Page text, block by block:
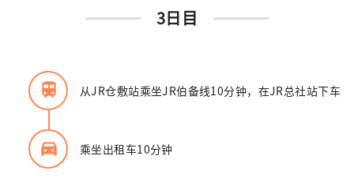
3日目
train 从JR仓敷站乘坐JR伯备线10分钟，在JR总社站下车
directions_car_filled 乘坐出租车10分钟